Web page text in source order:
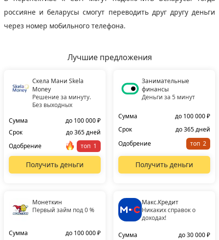
россияне и беларусы смогут переводить друг другу деньги
через номер мобильного телефона.
Лучшие предложения
Скела Мани Skela
Money
Решение за минуту.
Без выходных
Сумма
до 100 000 ₽
Срок
до 365 дней
Одобрение
топ
Получить деньги
Занимательные
финансы
Деньги за 5 минут
Сумма
до 100 000 ₽
Срок
до 365 дней
Одобрение
топ
Получить деньги
Монеткин
Первый займ под 0 %
Сумма
до 100 000 ₽
Макс.Кредит
Никаких справок о
доходах!
Сумма
до 30 000 ₽